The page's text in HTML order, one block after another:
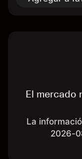
El mercado
La
2026-